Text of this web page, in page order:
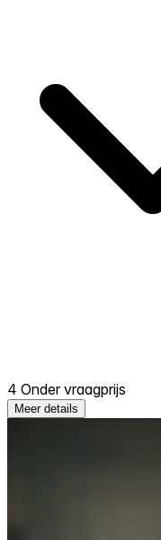
4 Onder vraagprijs
Meer details